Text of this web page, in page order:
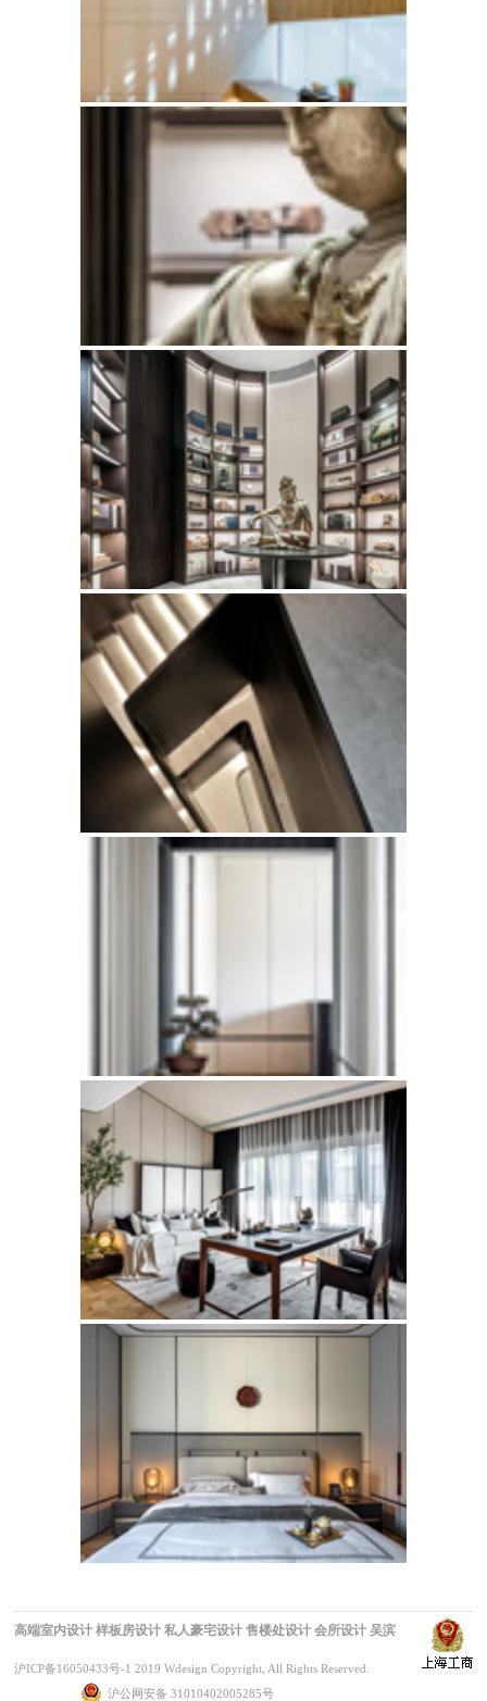
高端室内设计 样板房设计 私人豪宅设计 售楼处设计 会所设计 吴滨
沪ICP备16050433号-1 2019 Wdesign Copyright, All Rights Reserved.
沪公网安备 31010402005285号